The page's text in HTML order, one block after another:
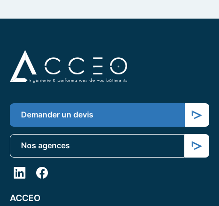
Demander un devis
Nos agences
ACCEO